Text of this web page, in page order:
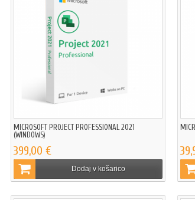
MICROSOFT PROJECT PROFESSIONAL 2021
(WINDOWS)
399,00 €
Dodaj v košarico